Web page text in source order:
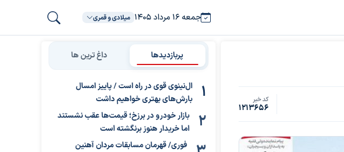
جمعه ۱۶ مرداد ۱۴۰۵ میلادی و قمری
کد خبر
1213656
پربازدیدها داغ ترین ها
ال‌نینوی قوی در راه است / پاییز امسال
بارش‌های بهتری خواهیم داشت
بازار خودرو در برزخ؛ قیمت‌ها عقب نشستند
اما خریدار هنوز برنگشته است
فوری/ قهرمان مسابقات مردان آهنین